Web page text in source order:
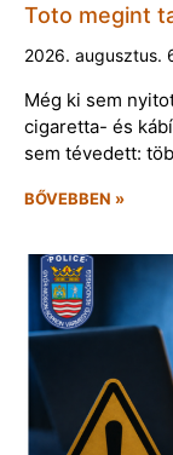
Toto megint
2026. augusztus.
Még ki sem
cigaretta- és
sem tévedett:
BŐVEBBEN »